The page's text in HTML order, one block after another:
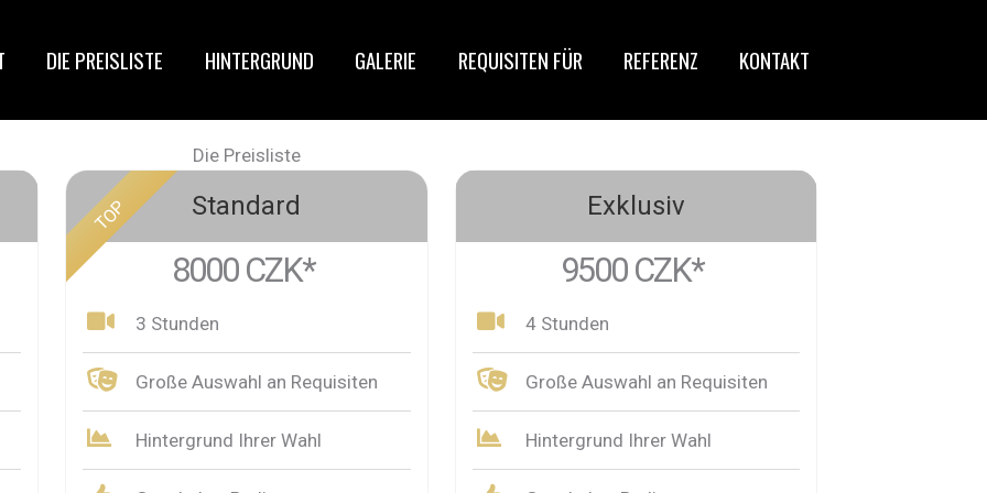
DIE PREISLISTE HINTERGRUND GALERIE REQUISITEN FÜR REFERENZ KONTAKT
Die Preisliste
TOP Standard
8000 CZK*
3 Stunden
Große Auswahl an Requisiten
Hintergrund Ihrer Wahl
Exklusiv
9500 CZK*
4 Stunden
Große Auswahl an Requisiten
Hintergrund Ihrer Wahl